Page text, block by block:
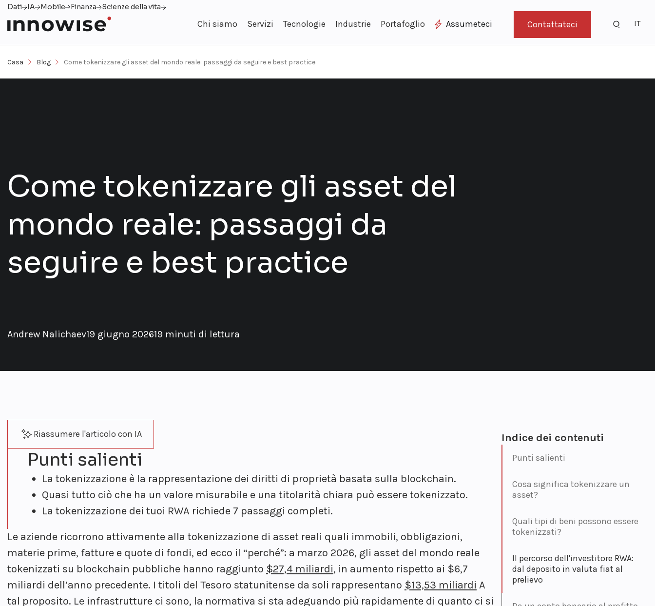
Dati IA Mobile Finanza Scienze della vita
Chi siamo Servizi Tecnologie Industrie Portafoglio Assumeteci Contattateci IT
Casa Blog Come tokenizzare gli asset del mondo reale: passaggi da seguire e best practice
Come tokenizzare gli asset del
mondo reale: passaggi da
seguire e best practice
Andrew Nalichaev19 giugno 202619 minuti di lettura
Riassumere l'articolo con IA
Punti salienti
La tokenizzazione è la rappresentazione dei diritti di proprietà basata sulla blockchain.
Quasi tutto ciò che ha un valore misurabile e una titolarità chiara può essere tokenizzato.
La tokenizzazione dei tuoi RWA richiede 7 passaggi completi.
Le aziende ricorrono attivamente alla tokenizzazione di asset reali quali immobili, obbligazioni,
materie prime, fatture e quote di fondi, ed ecco il “perché”: a marzo 2026, gli asset del mondo reale
tokenizzati su blockchain pubbliche hanno raggiunto $27,4 miliardi, in aumento rispetto ai $6,7
miliardi dell’anno precedente. I titoli del Tesoro statunitense da soli rappresentano $13,53 miliardi A
tal proposito. Le infrastrutture ci sono, la normativa si sta adeguando più rapidamente di quanto ci si
Indice dei contenuti
Punti salienti
Cosa significa tokenizzare un
asset?
Quali tipi di beni possono essere
tokenizzati?
Il percorso dell'investitore RWA:
dal deposito in valuta fiat al
prelievo